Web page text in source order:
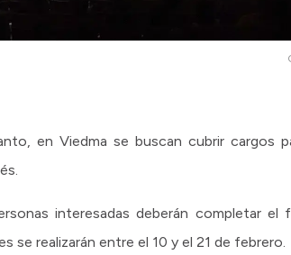
en Viedma se buscan cubrir cargos
interesadas deberán completar el
se realizarán entre el 10 y el 21 de febrero.